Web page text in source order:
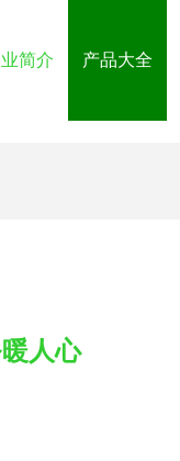
简介 产品大全
人心